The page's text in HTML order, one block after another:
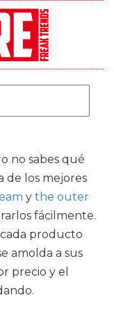
no sabes qué
de los mejores
y the outer
fácilmente.
producto
amolda a sus
precio y el